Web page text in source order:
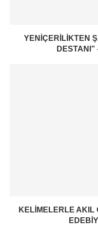
YENIÇERILIKTEN
KELIMELERLE AKIL